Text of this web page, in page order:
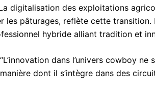
digitalisation des exploitations
les pâturages, reflète cette transition.
hybride alliant tradition et
“L’innovation dans l’univers cowboy
manière dont il s’intègre dans des